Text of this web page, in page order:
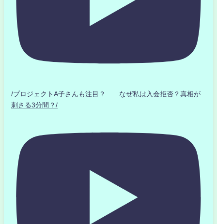
/プロジェクトA子さんも注目？ なぜ私は入会拒否？真相が
刺さる3分間？/